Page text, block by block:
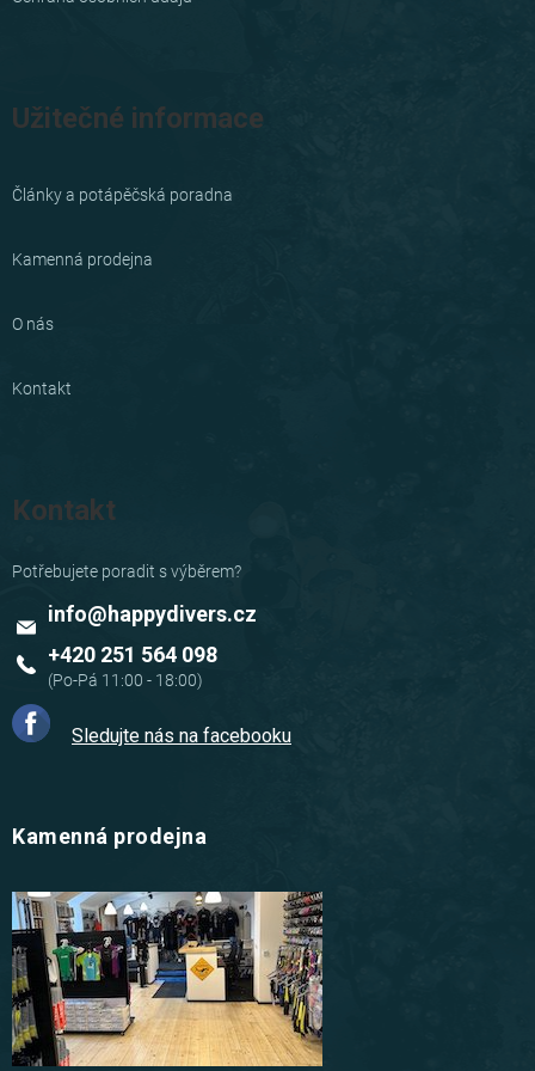
Užitečné informace
Články a potápěčská poradna
Kamenná prodejna
O nás
Kontakt
Kontakt
info@happydivers.cz
+420 251 564 098
Sledujte nás na facebooku
Kamenná prodejna